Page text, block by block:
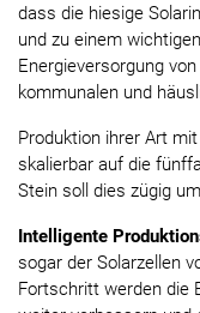
dass die hiesige
und zu einem
Energieversorgung
kommunalen und
Produktion ihrer Art
skalierbar auf die
Stein soll dies zügig
Intelligente
sogar der Solarzellen
Fortschritt werden die